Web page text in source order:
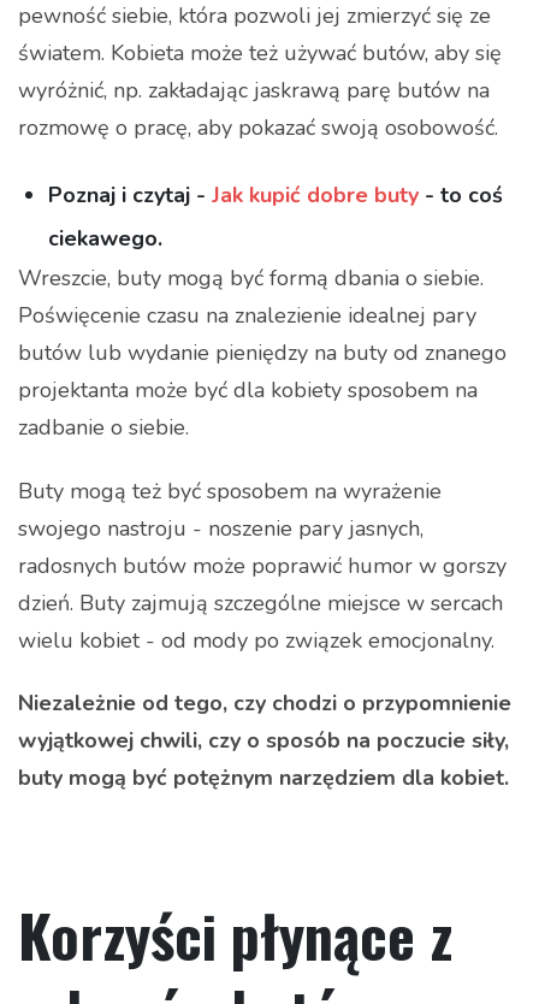
pewność siebie, która pozwoli jej zmierzyć się ze
światem. Kobieta może też używać butów, aby się
wyróżnić, np. zakładając jaskrawą parę butów na
rozmowę o pracę, aby pokazać swoją osobowość.
Poznaj i czytaj - Jak kupić dobre buty - to coś
ciekawego.
Wreszcie, buty mogą być formą dbania o siebie.
Poświęcenie czasu na znalezienie idealnej pary
butów lub wydanie pieniędzy na buty od znanego
projektanta może być dla kobiety sposobem na
zadbanie o siebie.
Buty mogą też być sposobem na wyrażenie
swojego nastroju - noszenie pary jasnych,
radosnych butów może poprawić humor w gorszy
dzień. Buty zajmują szczególne miejsce w sercach
wielu kobiet - od mody po związek emocjonalny.
Niezależnie od tego, czy chodzi o przypomnienie
wyjątkowej chwili, czy o sposób na poczucie siły,
buty mogą być potężnym narzędziem dla kobiet.
Korzyści płynące z